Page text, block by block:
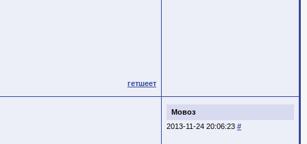
гетшеет
Мовоз
2013-11-24 20:06:23 #